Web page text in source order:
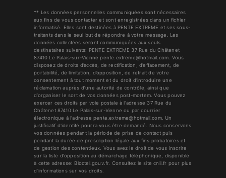
** Les données personnelles communiquées sont nécessaires
aux fins de vous contacter et sont enregistrées dans un fichier
informatisé. Elles sont destinées à PENTE EXTREME et ses sous-
traitants dans le seul but de répondre à votre message. Les
données collectées seront communiquées aux seuls
destinataires suivants: PENTE EXTREME 37 Rue du Châtenet
87410 Le Palais-sur-Vienne pente.extreme@hotmail.com. Vous
disposez de droits d’accès, de rectification, d’effacement, de
portabilité, de limitation, d’opposition, de retrait de votre
consentement à tout moment et du droit d’introduire une
réclamation auprès d’une autorité de contrôle, ainsi que
d’organiser le sort de vos données post-mortem. Vous pouvez
exercer ces droits par voie postale à l'adresse 37 Rue du
Châtenet 87410 Le Palais-sur-Vienne ou par courrier
électronique à l'adresse pente.extreme@hotmail.com. Un
justificatif d'identité pourra vous être demandé. Nous conservons
vos données pendant la période de prise de contact puis
pendant la durée de prescription légale aux fins probatoires et
de gestion des contentieux. Vous avez le droit de vous inscrire
sur la liste d'opposition au démarchage téléphonique, disponible
à cette adresse: Bloctel.gouv.fr . Consultez le site cnil.fr pour plus
d’informations sur vos droits.